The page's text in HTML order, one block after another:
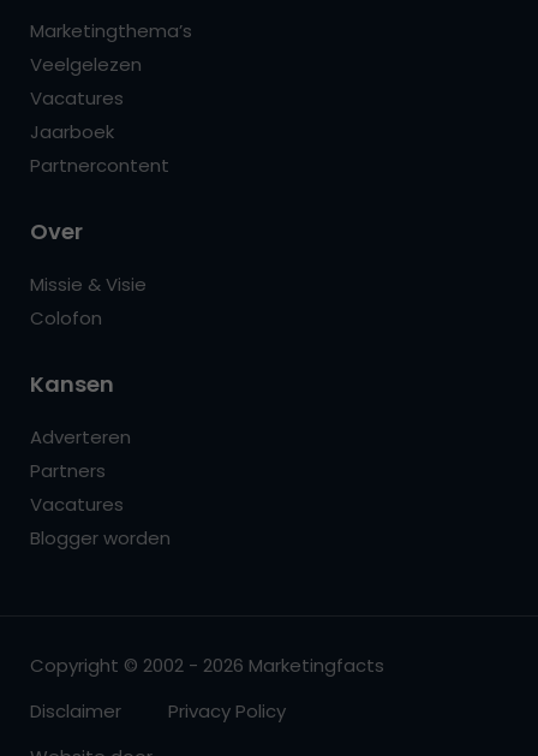
Marketingthema’s
Veelgelezen
Vacatures
Jaarboek
Partnercontent
Over
Missie & Visie
Colofon
Kansen
Adverteren
Partners
Vacatures
Blogger worden
Copyright © 2002 - 2026 Marketingfacts
Disclaimer
Privacy Policy